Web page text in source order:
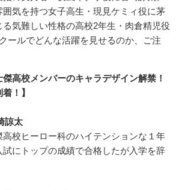
気を持つ女子高生・現見ケミィ役に茅
る気難しい性格の高校2年生・肉倉精児役
ールでどんな活躍を見せるのか、ご注
傑高校メンバーのキャラデザイン解禁！
！】
諒太
校ヒーロー科のハイテンションな１年
にトップの成績で合格したが入学を辞